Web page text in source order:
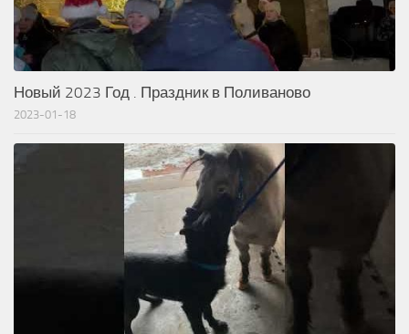
Новый 2023 Год . Праздник в Поливаново
2023-01-18